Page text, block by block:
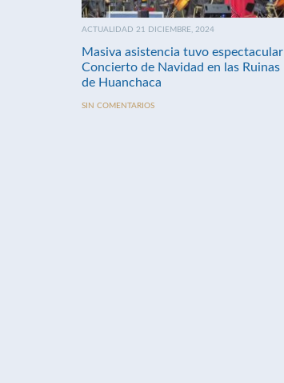
ACTUALIDAD 21 DICIEMBRE, 2024
Masiva asistencia tuvo espectacular
Concierto de Navidad en las Ruinas
de Huanchaca
SIN COMENTARIOS